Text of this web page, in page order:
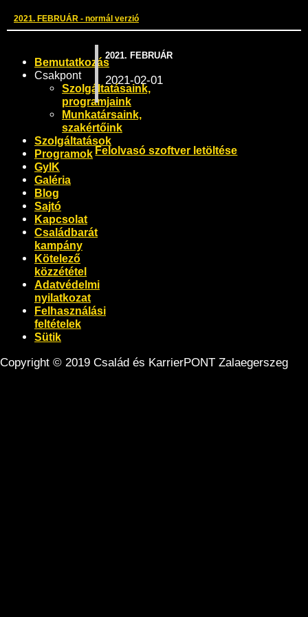
2021. FEBRUÁR - normál verzió
Bemutatkozás
Csakpont
Szolgáltatásaink,
programjaink
Munkatársaink,
szakértőink
Szolgáltatások
Programok
GyIK
Galéria
Blog
Sajtó
Kapcsolat
Családbarát
kampány
Kötelező
közzététel
Adatvédelmi
nyilatkozat
Felhasználási
feltételek
Sütik
2021. FEBRUÁR
2021-02-01
Felolvasó szoftver letöltése
Copyright © 2019 Család és KarrierPONT Zalaegerszeg